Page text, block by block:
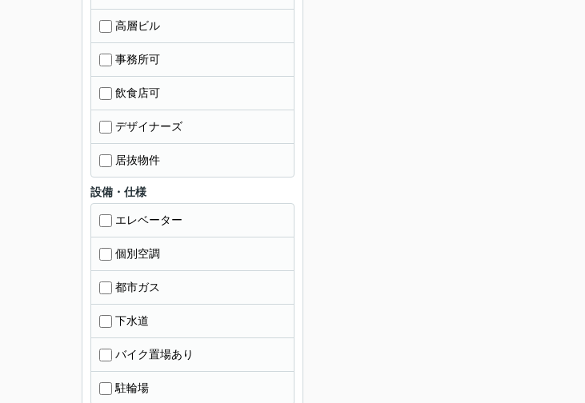
高層ビル
事務所可
飲食店可
デザイナーズ
居抜物件
設備・仕様
エレベーター
個別空調
都市ガス
下水道
バイク置場あり
駐輪場